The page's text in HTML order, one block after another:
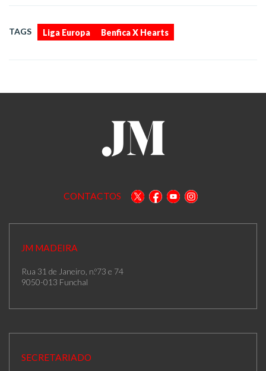
TAGS Liga Europa Benfica X Hearts
CONTACTOS
JM MADEIRA
Rua 31 de Janeiro, n.º73 e 74
9050-013 Funchal
SECRETARIADO